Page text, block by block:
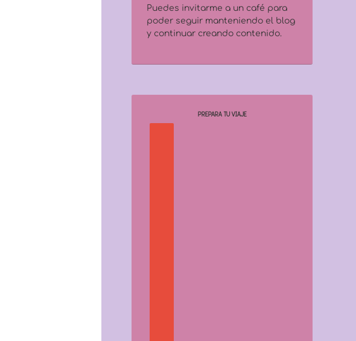
Puedes invitarme a un café para
poder seguir manteniendo el blog
y continuar creando contenido.
PREPARA TU VIAJE